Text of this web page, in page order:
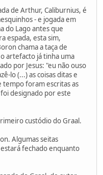
de Arthur, Caliburnius, é
- e jogada em
do Lago antes que
espada, esta sim,
chama a taça de
artefacto já tinha uma
por Jesus: "eu não ouso
lo (...) as coisas ditas e
tempo foram escritas as
designado por este
custódio do Graal.
Algumas seitas
fechado enquanto